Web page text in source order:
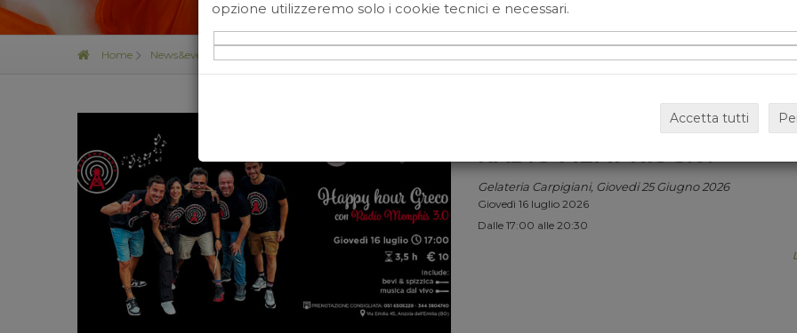
Home News&events
HAPPY HOUR GRECO CON
RADIO MEMPHIS 3.0.
Gelateria Carpigiani, Giovedi 25 Giugno 2026
Giovedì 16 luglio 2026
Dalle 17:00 alle 20:30
opzione utilizzeremo solo i cookie tecnici e necessari.
Accetta tutti